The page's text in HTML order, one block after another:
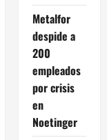
Metalfor
despide a
200
empleados
por crisis
en
Noetinger